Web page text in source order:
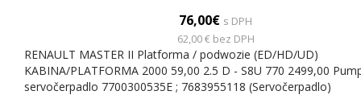
76,00€ s DPH
62,00 € bez DPH
RENAULT MASTER II Platforma / podwozie (ED/HD/UD)
KABINA/PLATFORMA 2000 59,00 2.5 D - S8U 770 2499,00
servočerpadlo 7700300535E ; 7683955118 (Servočerpadlo)